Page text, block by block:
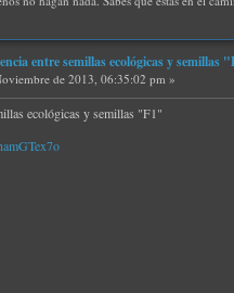
entre semillas ecológicas y semillas
de 2013, 06:35:02 pm »
ecológicas y semillas "F1"